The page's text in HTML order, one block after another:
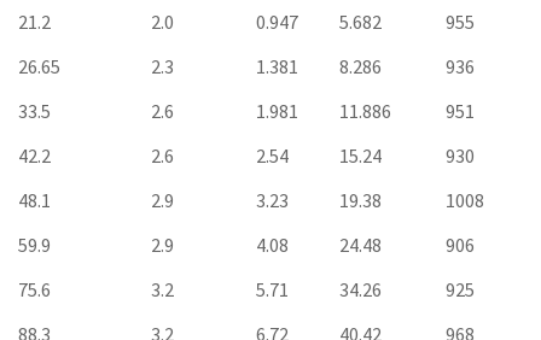
21.2 2.0 0.947 5.682
955
26.65
2.3 1.381 8.286
936
33.5
2.6 1.981 11.886
951
42.2
2.6 2.54 15.24
930
48.1
2.9 3.23 19.38
1008
59.9
2.9 4.08 24.48
906
75.6
3.2 5.71 34.26
925
88.3
3.2 6.72 40.42
968